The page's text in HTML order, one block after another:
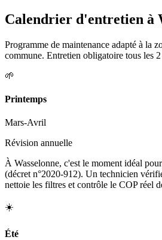
Calendrier d'entretien à
Programme de maintenance adapté à la
commune. Entretien obligatoire tous les
🌱
Printemps
Mars-Avril
Révision annuelle
À Wasselonne, c'est le moment idéal
(décret n°2020-912). Un technicien
nettoie les filtres et contrôle le COP réel
☀️
Été